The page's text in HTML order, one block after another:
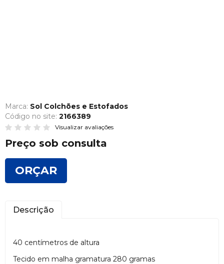
Marca: Sol Colchões e Estofados
Código no site: 2166389
Visualizar avaliações
Preço sob consulta
ORÇAR
Descrição
40 centímetros de altura
Tecido em malha gramatura 280 gramas